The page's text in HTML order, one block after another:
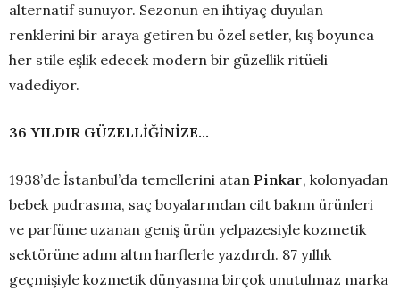
alternatif sunuyor. Sezonun en ihtiyaç duyulan
renklerini bir araya getiren bu özel setler, kış boyunca
her stile eşlik edecek modern bir güzellik ritüeli
vadediyor.
36 YILDIR GÜZELLİĞİNİZE…
1938’de İstanbul’da temellerini atan Pinkar, kolonyadan
bebek pudrasına, saç boyalarından cilt bakım ürünleri
ve parfüme uzanan geniş ürün yelpazesiyle kozmetik
sektörüne adını altın harflerle yazdırdı. 87 yıllık
geçmişiyle kozmetik dünyasına birçok unutulmaz marka